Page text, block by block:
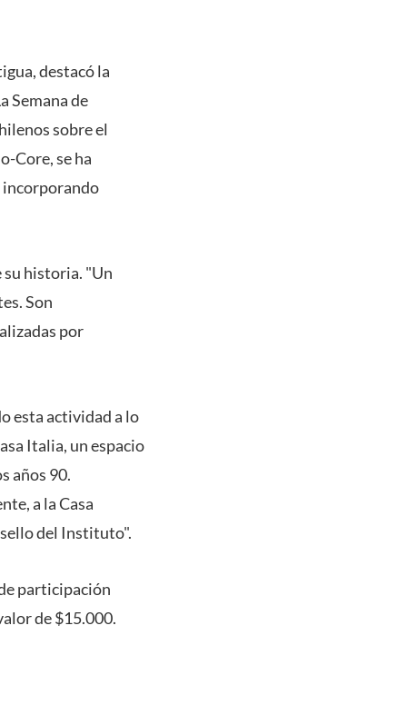
destacó la
Semana de
sobre el
Core, se ha
incorporando
su historia. "Un
Son
por
esta actividad a lo
Italia, un espacio
años 90.
a la Casa
del Instituto".
participación
de $15.000.